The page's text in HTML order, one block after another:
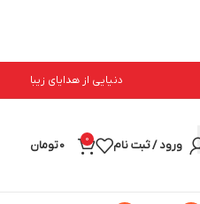
دنیایی از هدایای زیبا
ورود / ثبت نام 0
0تومان